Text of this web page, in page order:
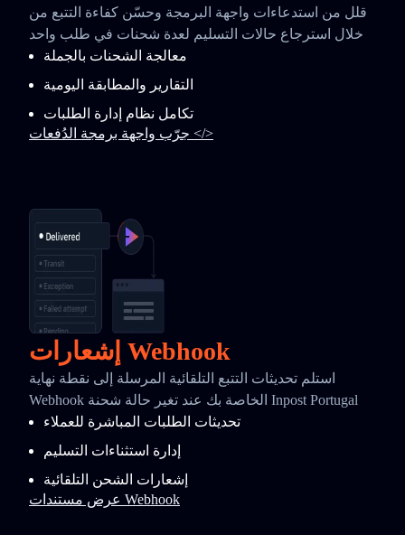
قلل من استدعاءات واجهة البرمجة وحسّن كفاءة التتبع من
خلال استرجاع حالات التسليم لعدة شحنات في طلب واحد
معالجة الشحنات بالجملة
التقارير والمطابقة اليومية
تكامل نظام إدارة الطلبات
جرّب واجهة برمجة الدُفعات </>
إشعارات Webhook
استلم تحديثات التتبع التلقائية المرسلة إلى نقطة نهاية
Webhook الخاصة بك عند تغير حالة شحنة Inpost Portugal
تحديثات الطلبات المباشرة للعملاء
إدارة استثناءات التسليم
إشعارات الشحن التلقائية
عرض مستندات Webhook